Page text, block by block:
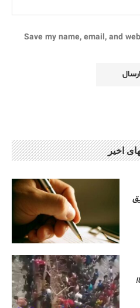
Save my name, email, and
اخیر